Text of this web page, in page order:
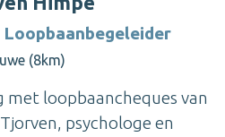
(8km)
met loopbaancheques van
psychologe en